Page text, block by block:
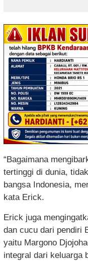
“Bagaimana
tertinggi di dunia,
bangsa Indonesia,
kata Erick.
Erick juga
dan cucu dari pendiri
yaitu Margono
integral dari keluarga